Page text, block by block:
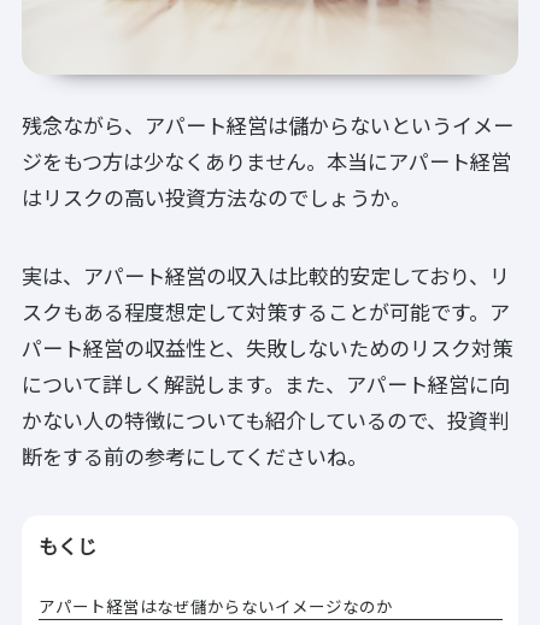
残念ながら、アパート経営は儲からないというイメー
ジをもつ方は少なくありません。本当にアパート経営
はリスクの高い投資方法なのでしょうか。
実は、アパート経営の収入は比較的安定しており、リ
スクもある程度想定して対策することが可能です。ア
パート経営の収益性と、失敗しないためのリスク対策
について詳しく解説します。また、アパート経営に向
かない人の特徴についても紹介しているので、投資判
断をする前の参考にしてくださいね。
もくじ
アパート経営はなぜ儲からないイメージなのか